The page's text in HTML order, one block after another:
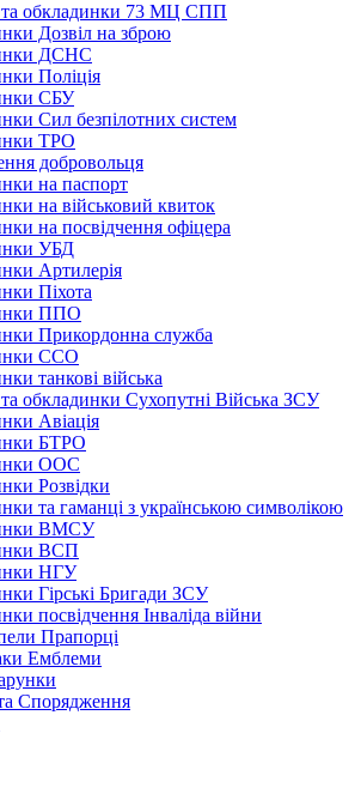
та обкладинки 73 МЦ СПП
Дозвіл на зброю
ДСНС
Поліція
СБУ
Сил безпілотних систем
ТРО
добровольця
на паспорт
на військовий квиток
на посвідчення офіцера
УБД
Артилерія
Піхота
ППО
Прикордонна служба
ССО
танкові війська
обкладинки Сухопутні Війська ЗСУ
Авіація
БТРО
ООС
Розвідки
та гаманці з українською символікою
ВМСУ
ВСП
НГУ
Гірські Бригади ЗСУ
посвідчення Інваліда війни
Прапорці
Емблеми
Спорядження